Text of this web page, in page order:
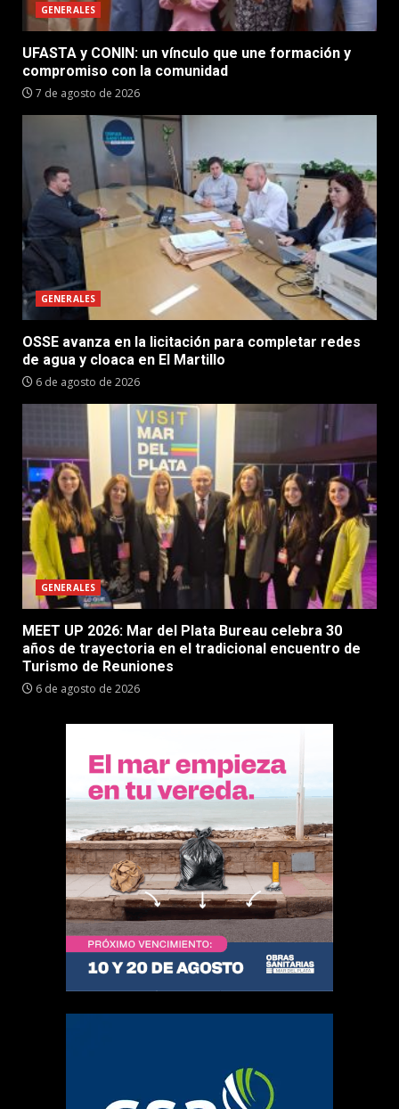
GENERALES
UFASTA y CONIN: un vínculo que une formación y
compromiso con la comunidad
7 de agosto de 2026
GENERALES
OSSE avanza en la licitación para completar redes
de agua y cloaca en El Martillo
6 de agosto de 2026
GENERALES
MEET UP 2026: Mar del Plata Bureau celebra 30
años de trayectoria en el tradicional encuentro de
Turismo de Reuniones
6 de agosto de 2026